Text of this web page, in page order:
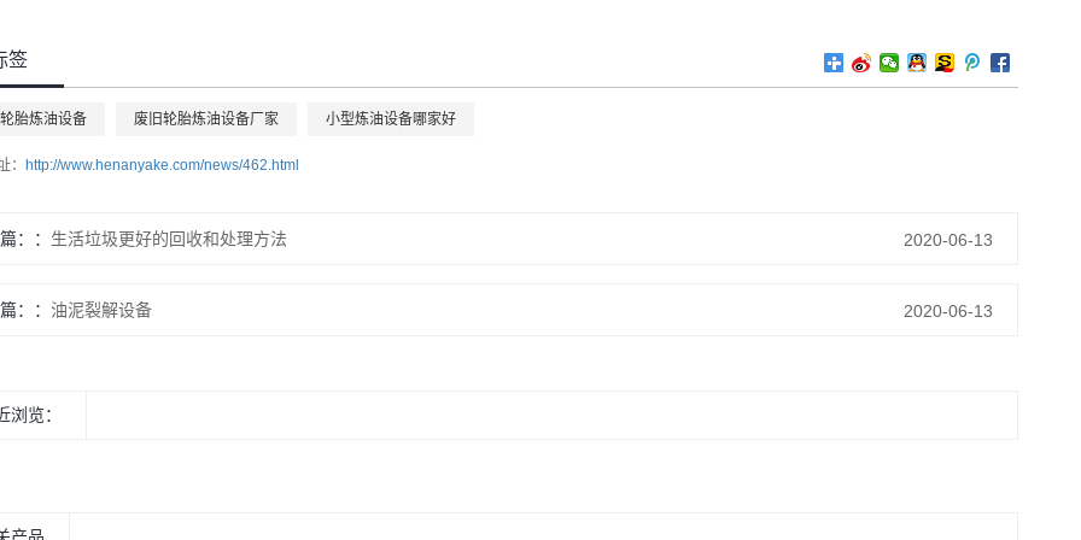
签
胎炼油设备 废旧轮胎炼油设备厂家 小型炼油设备哪家好
： http://www.henanyake.com/news/462.html
： 生活垃圾更好的回收和处理方法 2020-06-13
： 油泥裂解设备 2020-06-13
浏览：